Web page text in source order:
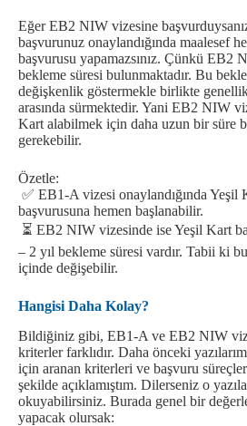
Eğer EB2 NIW vizesine
başvurunuz onaylandığında maalesef
başvurusu yapamazsınız. Çünkü EB2
bekleme süresi bulunmaktadır. Bu
değişkenlik göstermekle birlikte
arasında sürmektedir. Yani EB2 NIW
Kart alabilmek için daha uzun bir süre
gerekebilir.
Özetle:
✅ EB1-A vizesi onaylandığında Yeşil
başvurusuna hemen başlanabilir.
⏳ EB2 NIW vizesinde ise Yeşil Kart
– 2 yıl bekleme süresi vardır. Tabii ki
içinde değişebilir.
Hangisi Daha Kolay?
Bildiğiniz gibi, EB1-A ve EB2 NIW
kriterler farklıdır. Daha önceki
için aranan kriterleri ve başvuru
şekilde açıklamıştım. Dilerseniz o
okuyabilirsiniz. Burada genel bir
yapacak olursak: